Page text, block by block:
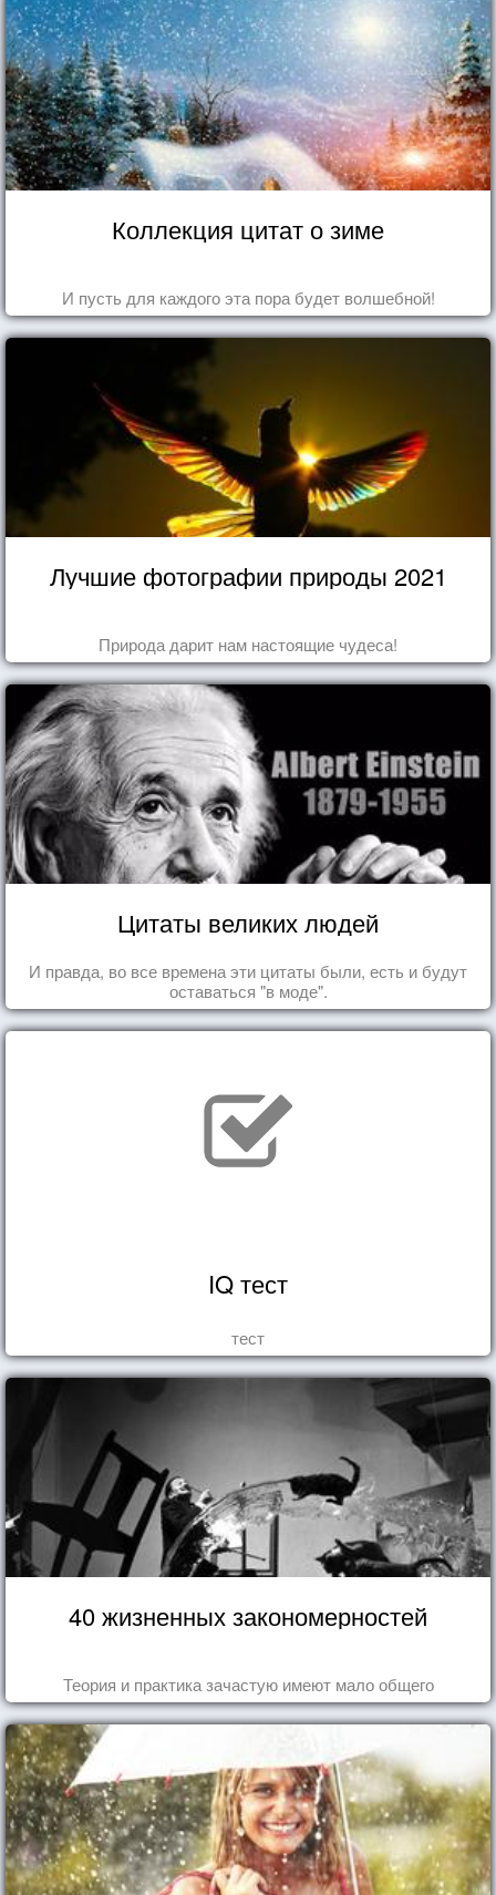
Коллекция цитат о зиме
И пусть для каждого эта пора будет волшебной!
Лучшие фотографии природы 2021
Природа дарит нам настоящие чудеса!
Цитаты великих людей
И правда, во все времена эти цитаты были, есть и будут
оставаться "в моде".
IQ тест
тест
40 жизненных закономерностей
Теория и практика зачастую имеют мало общего